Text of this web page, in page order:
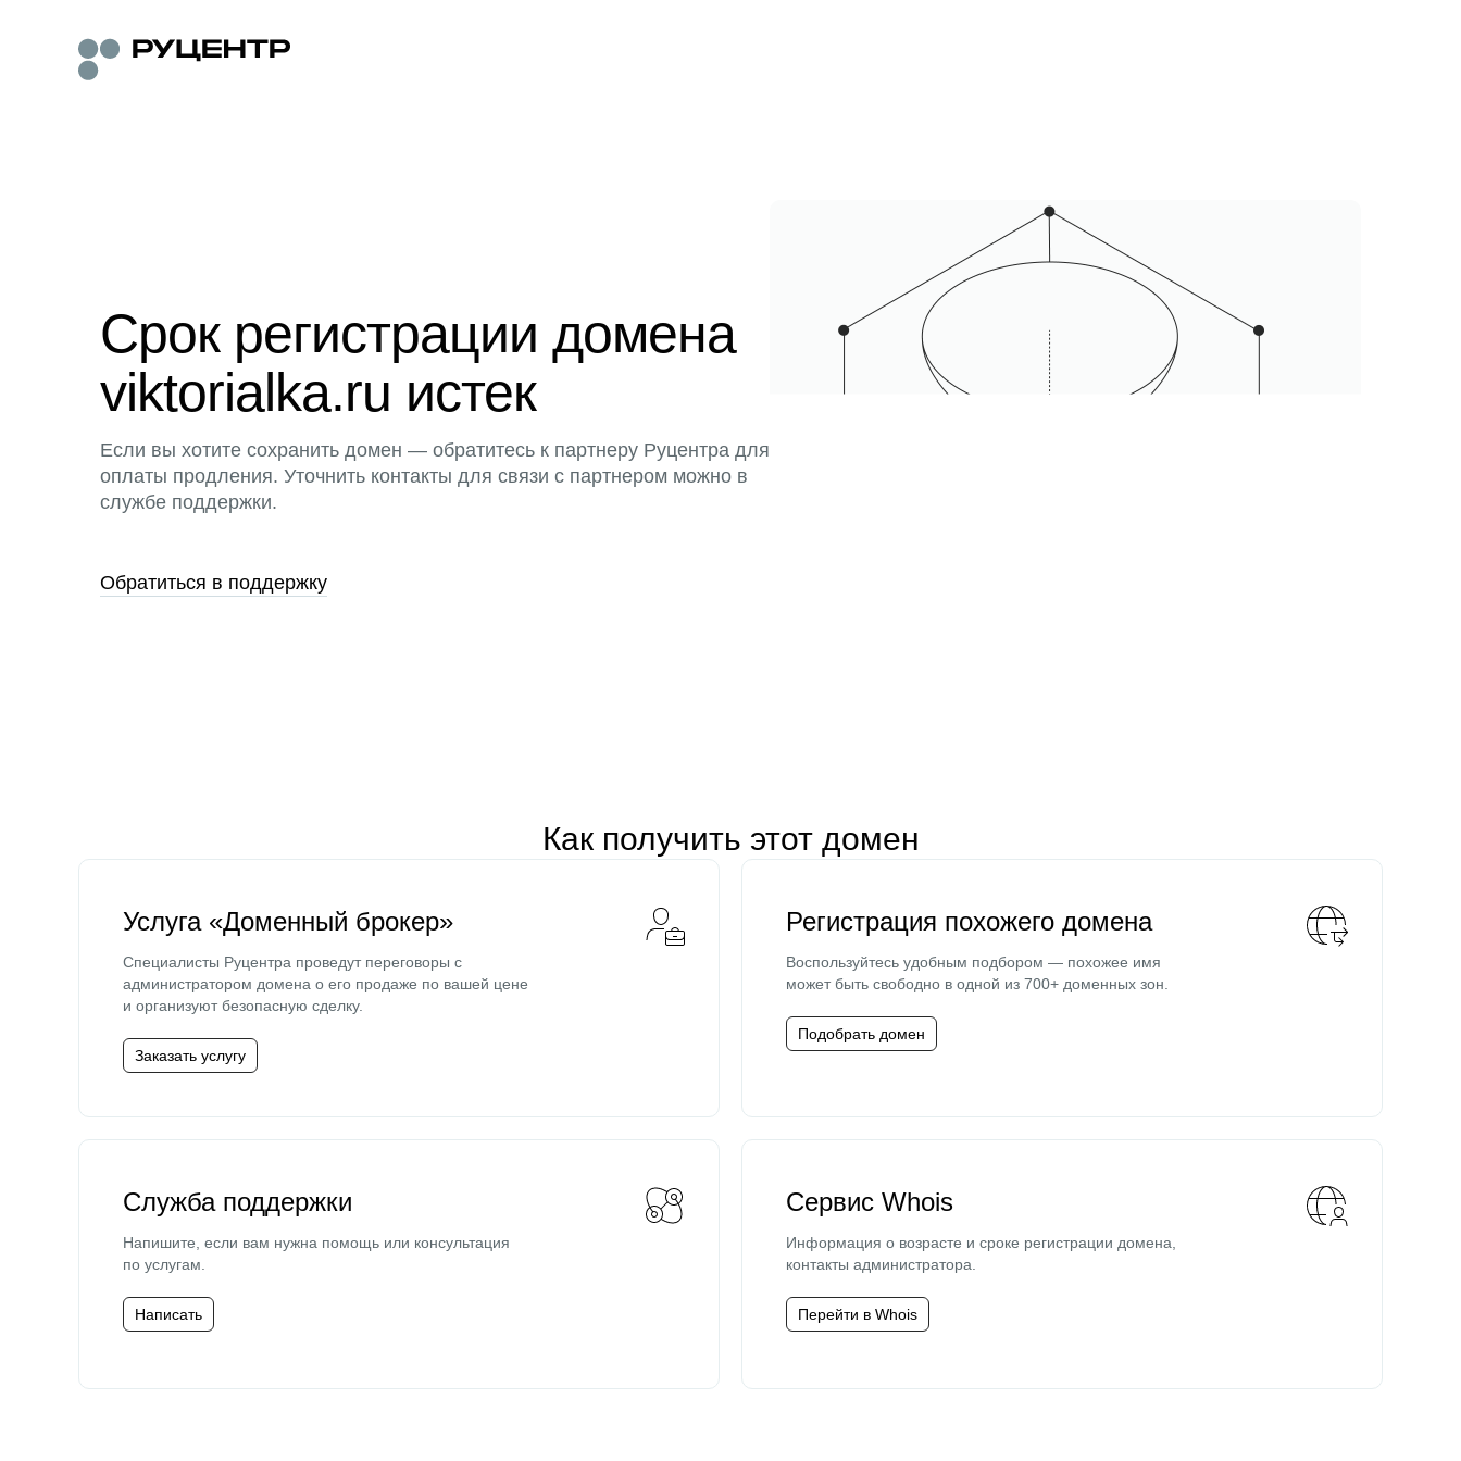
Срок регистрации домена
viktorialka.ru истек
Если вы хотите сохранить домен — обратитесь к партнеру Руцентра для
оплаты продления. Уточнить контакты для связи с партнером можно в
службе поддержки.
Обратиться в поддержку
Как получить этот домен
Услуга «Доменный брокер»
Специалисты Руцентра проведут переговоры с
администратором домена о его продаже по вашей цене
и организуют безопасную сделку.
Заказать услугу
Регистрация похожего домена
Воспользуйтесь удобным подбором — похожее имя
может быть свободно в одной из 700+ доменных зон.
Подобрать домен
Служба поддержки
Напишите, если вам нужна помощь или консультация
по услугам.
Написать
Сервис Whois
Информация о возрасте и сроке регистрации домена,
контакты администратора.
Перейти в Whois